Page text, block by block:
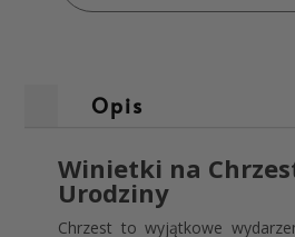
Opis
Winietki na
Urodziny
Chrzest to wyjątkowe